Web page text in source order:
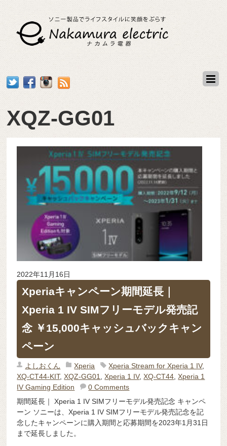
XQZ-GG01
2022年11月16日
Xperiaキャンペーン期間延長｜
Xperia 1 IV SIMフリーモデル発売記
念 ￥15,000キャッシュバックキャン
ペーン
よしおくん Xperia Xperia Stream for Xperia 1 IV,
XQ-CT44-KIT,XQZ-GG01,Xperia 1 IV,XQ-CT44,Xperia 1
IV Gaming Edition
0 Comments
期間延長｜ Xperia 1 IV SIMフリーモデル発売記念 キャンペ
ーン ソニーは、Xperia 1 IV SIMフリーモデル発売記念を記
念したキャンペーンに購入期間と応募期間を2023年1月31日
まで延長しました。